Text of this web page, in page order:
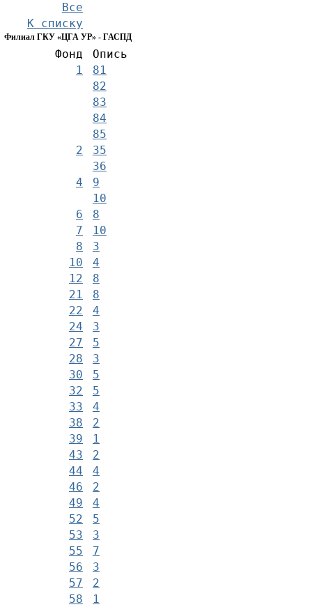
Все
К списку
Филиал ГКУ «ЦГА УР» - ГАСПД
Фонд
Опись
1
81
82
83
84
85
2
35
36
4
9
10
6
8
7
10
8
3
10
4
12
8
21
8
22
4
24
3
27
5
28
3
30
5
32
5
33
4
38
2
39
1
43
2
44
4
46
2
49
4
52
5
53
3
55
7
56
3
57
2
58
1